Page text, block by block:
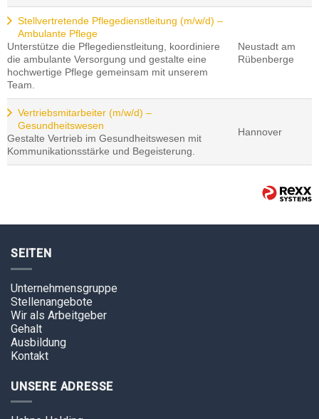
Stellvertretende Pflegedienstleitung (m/w/d) –
Ambulante Pflege
Unterstütze die Pflegedienstleitung, koordiniere
die ambulante Versorgung und gestalte eine
hochwertige Pflege gemeinsam mit unserem
Team.
Neustadt am
Rübenberge
Vertriebsmitarbeiter (m/w/d) –
Gesundheitswesen
Gestalte Vertrieb im Gesundheitswesen mit
Kommunikationsstärke und Begeisterung.
Hannover
SEITEN
Unternehmensgruppe
Stellenangebote
Wir als Arbeitgeber
Gehalt
Ausbildung
Kontakt
UNSERE ADRESSE